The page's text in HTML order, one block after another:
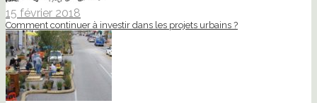
15 février 2018
Comment continuer à investir dans les projets urbains ?